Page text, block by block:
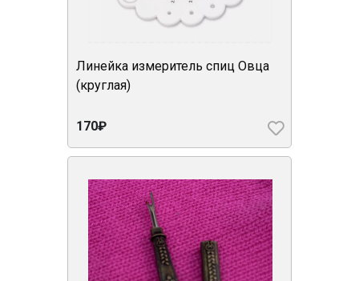
Линейка измеритель спиц Овца
(круглая)
170₽